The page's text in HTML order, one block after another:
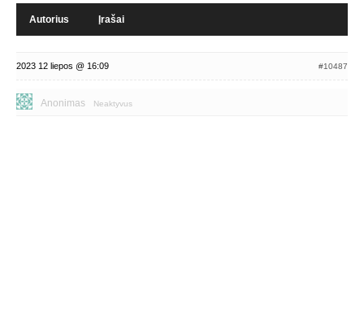
Autorius Įrašai
2023 12 liepos @ 16:09 #10487
Anonimas Neaktyvus